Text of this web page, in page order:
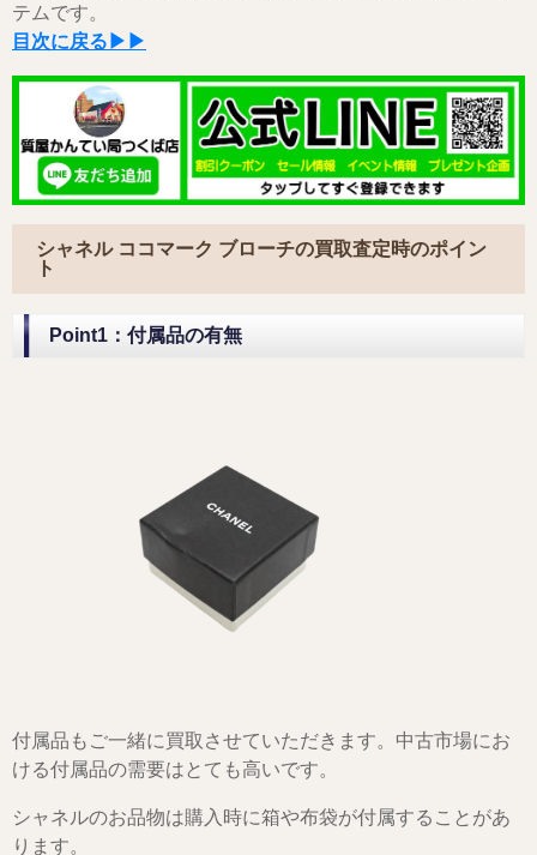
テムです。
目次に戻る▶▶
シャネル ココマーク ブローチの買取査定時のポイン
ト
Point1：付属品の有無
付属品もご一緒に買取させていただきます。中古市場にお
ける付属品の需要はとても高いです。
シャネルのお品物は購入時に箱や布袋が付属することがあ
ります。